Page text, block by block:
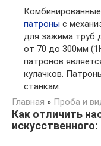
патроны с
для зажима труб
от 70 до 300мм
патронов
кулачков.
станкам.
Главная » Проба и
Как отличить